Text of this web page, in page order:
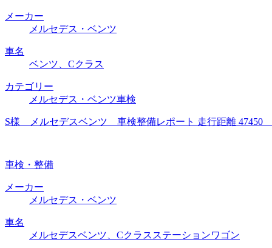
メーカー
メルセデス・ベンツ
車名
ベンツ、Cクラス
カテゴリー
メルセデス・ベンツ車検
S様 メルセデスベンツ 車検整備レポート 走行距離 47450
車検・整備
メーカー
メルセデス・ベンツ
車名
メルセデスベンツ、Cクラスステーションワゴン